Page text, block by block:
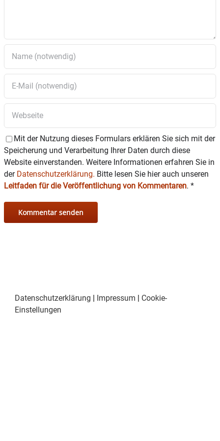
Mit der Nutzung dieses Formulars erklären Sie sich mit der
Speicherung und Verarbeitung Ihrer Daten durch diese
Website einverstanden. Weitere Informationen erfahren Sie in
der Datenschutzerklärung. Bitte lesen Sie hier auch unseren
Leitfaden für die Veröffentlichung von Kommentaren. *
Datenschutzerklärung | Impressum | Cookie-
Einstellungen